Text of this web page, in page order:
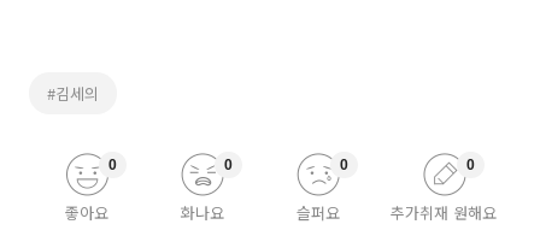
#김세의
좋아요
0
화나요
0
슬퍼요
0
추가취재 원해요
0